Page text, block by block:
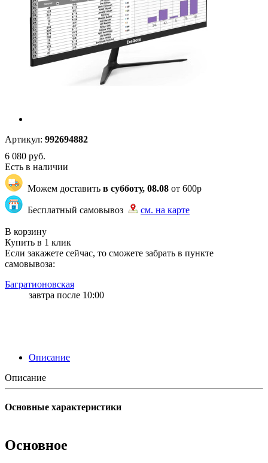
Артикул: 992694882
6 080 руб.
Есть в наличии
Можем доставить в субботу, 08.08 от 600р
Бесплатный самовывоз
см. на карте
В корзину
Купить в 1 клик
Если закажете сейчас, то сможете забрать в пункте
самовывоза:
Багратионовская
завтра после 10:00
Описание
Описание
Основные характеристики
Основное